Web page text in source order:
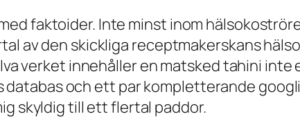
faktoider. Inte minst inom
av den skickliga receptmakerskans
verket innehåller en matsked tahini
och ett par kompletterande
skyldig till ett flertal paddor.